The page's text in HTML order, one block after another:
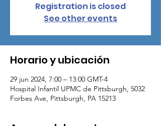
Registration is closed
See other events
Horario y ubicación
29 jun 2024, 7:00 – 13:00 GMT-4
Hospital Infantil UPMC de Pittsburgh, 5032
Forbes Ave, Pittsburgh, PA 15213